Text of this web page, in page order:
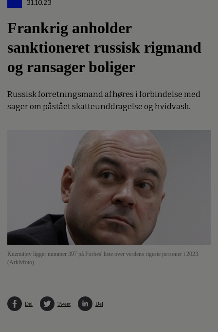
31.10.23
Frankrig anholder
sanktioneret russisk rigmand
og ransager boliger
Russisk forretningsmand afhøres i forbindelse med
sager om påstået skatteunddragelse og hvidvask.
Kuzmitjov ligger nummer 397 på Forbes' liste over verdens rigeste personer i 2023.
(Arkivfoto).
Del Tweet Del